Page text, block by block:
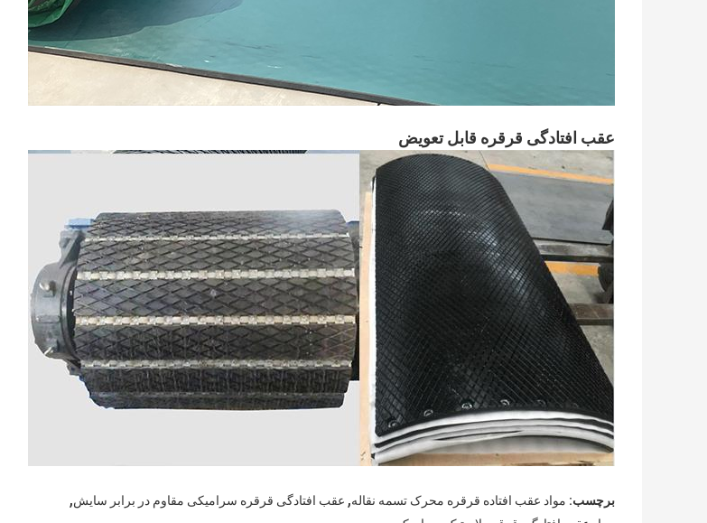
عقب افتادگی قرقره قابل تعویض
برچسب: مواد عقب افتاده قرقره محرک تسمه نقاله, عقب افتادگی قرقره سرامیکی مقاوم در برابر سایش,